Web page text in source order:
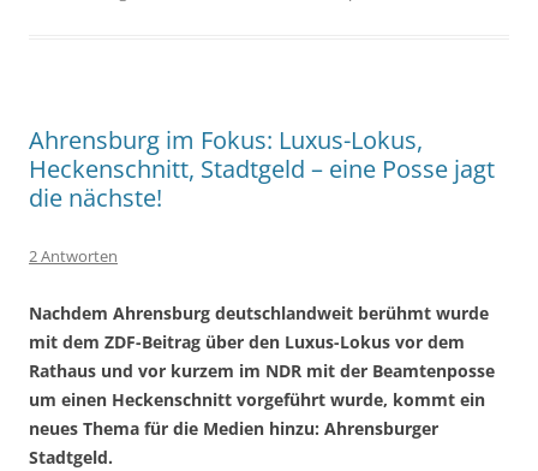
Ahrensburg im Fokus: Luxus-Lokus,
Heckenschnitt, Stadtgeld – eine Posse jagt
die nächste!
2 Antworten
Nachdem Ahrensburg deutschlandweit berühmt wurde
mit dem ZDF-Beitrag über den Luxus-Lokus vor dem
Rathaus und vor kurzem im NDR mit der Beamtenposse
um einen Heckenschnitt vorgeführt wurde, kommt ein
neues Thema für die Medien hinzu: Ahrensburger
Stadtgeld.